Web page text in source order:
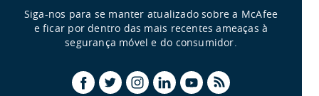
Siga-nos para se manter atualizado sobre a McAfee
e ficar por dentro das mais recentes ameaças à
segurança móvel e do consumidor.